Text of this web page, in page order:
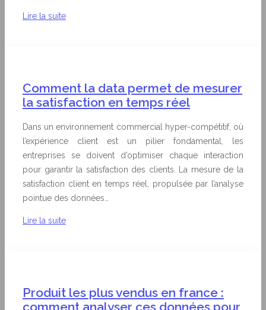
Lire la suite
Comment la data permet de mesurer
la satisfaction en temps réel
Dans un environnement commercial hyper-compétitif, où
l’expérience client est un pilier fondamental, les
entreprises se doivent d’optimiser chaque interaction
pour garantir la satisfaction des clients. La mesure de la
satisfaction client en temps réel, propulsée par l’analyse
pointue des données…
Lire la suite
Produit les plus vendus en france :
comment analyser ces données pour